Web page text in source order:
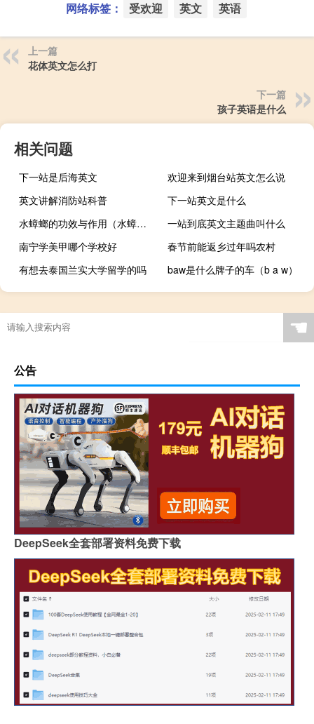
网络标签： 受欢迎 英文 英语
上一篇
花体英文怎么打
下一篇
孩子英语是什么
相关问题
下一站是后海英文
欢迎来到烟台站英文怎么说
英文讲解消防站科普
下一站英文是什么
水蟑螂的功效与作用（水蟑螂）
一站到底英文主题曲叫什么
南宁学美甲哪个学校好
春节前能返乡过年吗农村
有想去泰国兰实大学留学的吗
baw是什么牌子的车（b a w）
☚
公告
DeepSeek全套部署资料免费下载